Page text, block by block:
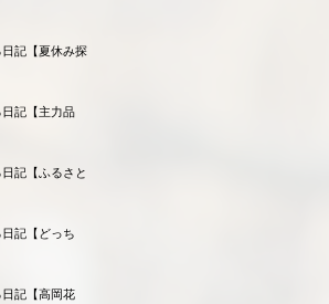
日記【夏休み探
日記【主力品
日記【ふるさと
日記【どっち
日記【高岡花